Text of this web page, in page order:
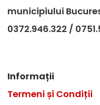
municipiului
0372.946.322 /
Informații
Termeni și Condiții